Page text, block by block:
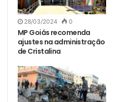
28/03/2024 0
MP Goiás recomenda
ajustes na administração
de Cristalina